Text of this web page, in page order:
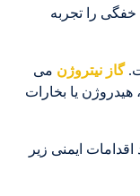
خفگی را تجربه
گاز نیتروژن می
هیدروژن یا بخارات
ایمنی زیر